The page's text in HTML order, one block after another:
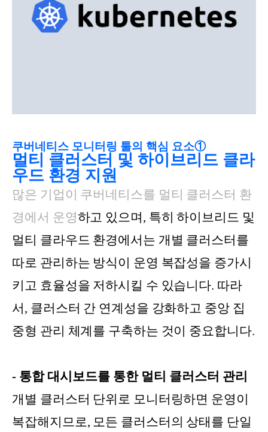
쿠버네티스 모니터링 툴의 핵심 요소①
멀티 클러스터 및 하이브리드 클라
우드 환경 지원
많은 기업이 쿠버네티스를 멀티 클러스터 환
경에서 운영하고 있으며, 특히 하이브리드 및
멀티 클라우드 환경에서는 개별 클러스터를
따로 관리하는 방식이 운영 복잡성을 증가시
키고 효율성을 저하시킬 수 있습니다. 따라
서, 클러스터 간 연계성을 강화하고 중앙 집
중형 관리 체계를 구축하는 것이 중요합니다.
- 통합 대시보드를 통한 멀티 클러스터 관리
개별 클러스터 단위로 모니터링하면 운영이
복잡해지므로, 모든 클러스터의 상태를 단일